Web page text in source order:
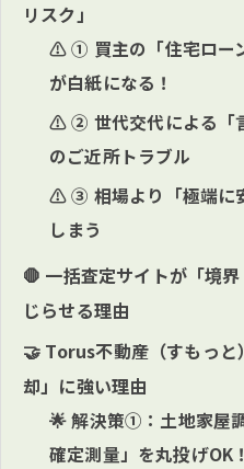
リスク」
⚠️ ① 買主の「住宅ロー
が白紙になる！
⚠️ ② 世代交代による「
のご近所トラブル
⚠️ ③ 相場より「極端に
しまう
🛑 一括査定サイトが「境
じらせる理由
🤝 Torus不動産（すもっ
却」に強い理由
🌟 解決策①：土地家屋
確定測量」を丸投げOK！